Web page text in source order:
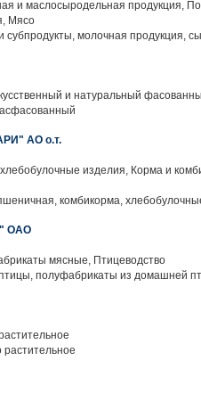
и маслосыродельная продукция,
Мясо
субпродукты, молочная продукция,
и натуральный
АО о.т.
изделия, Корма и
комбикорма,
ОАО
мясные, Птицеводство
полуфабрикаты из домашней
растительное